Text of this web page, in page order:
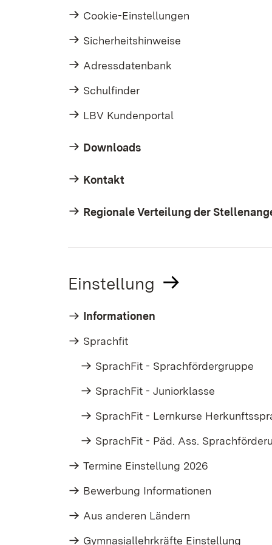
Cookie-Einstellungen
Sicherheitshinweise
Adressdatenbank
Schulfinder
LBV Kundenportal
Downloads
Kontakt
Regionale Verteilung der
Einstellung
Informationen
Sprachfit
SprachFit - Sprachfördergruppe
SprachFit - Juniorklasse
SprachFit - Lernkurse
SprachFit - Päd. Ass.
Termine Einstellung 2026
Bewerbung Informationen
Aus anderen Ländern
Gymnasiallehrkräfte Einstellung